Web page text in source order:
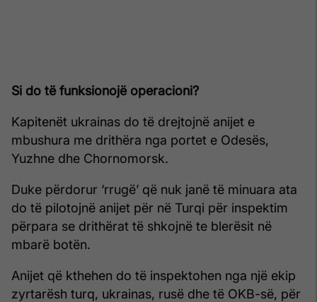
Si do të funksionojë operacioni?
Kapitenët ukrainas do të drejtojnë anijet e
mbushura me drithëra nga portet e Odesës,
Yuzhne dhe Chornomorsk.
Duke përdorur ‘rrugë’ që nuk janë të minuara ata
do të pilotojnë anijet për në Turqi për inspektim
përpara se drithërat të shkojnë te blerësit në
mbarë botën.
Anijet që kthehen do të inspektohen nga një ekip
zyrtarësh turq, ukrainas, rusë dhe të OKB-së, për